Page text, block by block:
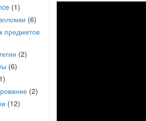
(1)
(6)
предметов
(2)
(6)
(2)
(12)